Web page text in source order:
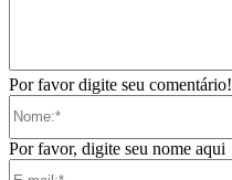
Por favor digite seu comentário!
Por favor, digite seu nome aqui